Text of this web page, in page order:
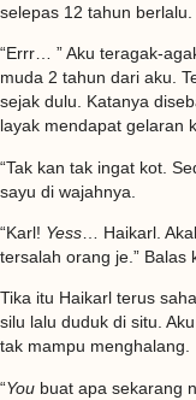
selepas 12 tahun berlalu.
“Errr… ” Aku teragak-
muda 2 tahun dari aku.
sejak dulu. Katanya
layak mendapat gelaran
“Tak kan tak ingat kot.
sayu di wajahnya.
“Karl! Yess … Haikarl.
tersalah orang je.” Balas
Tika itu Haikarl terus
silu lalu duduk di situ.
tak mampu menghalang.
“You buat apa sekarang